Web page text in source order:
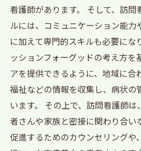
看護師があります。 そして、訪問
ルには、コミュニケーション能力
に加えて専門的スキルも必要にな
ッションフォーグッドの考え方を
アを提供できるように、地域に合
福祉などの情報を収集し、病状の
います。 その上で、訪問看護師
者さんや家族と密接に関わり合い
促進するためのカウンセリングや